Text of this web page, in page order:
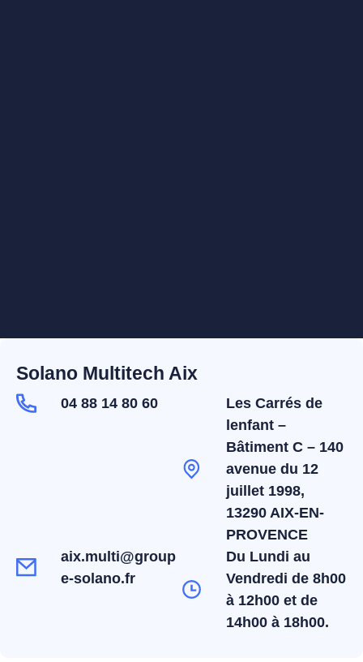
Solano Multitech Aix
04 88 14 80 60
Les Carrés de
lenfant –
Bâtiment C – 140
avenue du 12
juillet 1998,
13290 AIX-EN-
PROVENCE
aix.multi@group
e-solano.fr
Du Lundi au
Vendredi de 8h00
à 12h00 et de
14h00 à 18h00.